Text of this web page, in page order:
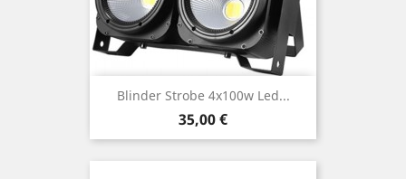
Blinder Strobe 4x100w Led...
Prix
35,00 €